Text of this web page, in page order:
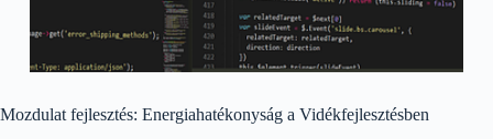
Mozdulat fejlesztés: Energiahatékonyság a Vidékfejlesztésben